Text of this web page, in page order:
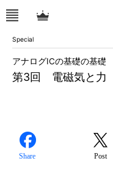
Special
第3回 電磁気と力
アナログICの基礎の基礎
Share Post